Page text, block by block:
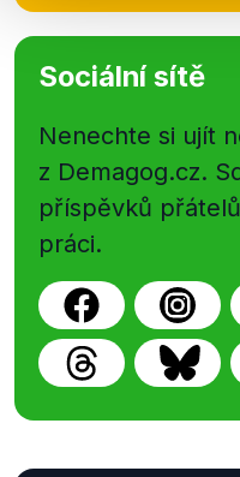
Sociální sítě
Nenechte si ujít
z Demagog.cz.
příspěvků
práci.